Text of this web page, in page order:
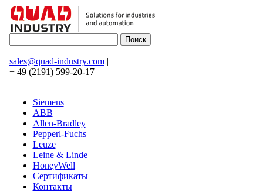
sales@quad-industry.com|
+ 49 (2191) 599-20-17
Siemens
ABB
Allen-Bradley
Pepperl-Fuchs
Leuze
Leine & Linde
HoneyWell
Сертификаты
Контакты